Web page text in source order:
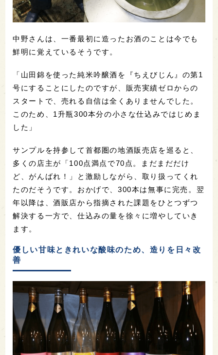
中野さんは、一番最初に造ったお酒のことは今でも
鮮明に覚えているそうです。
「山田錦を使った純米吟醸酒を『ちえびじん』の第1
号にすることにしたのですが、販売実績ゼロからの
スタートで、売れる自信は全くありませんでした。
このため、1升瓶300本分の小さな仕込みではじめま
した」
サンプルを持参して首都圏の地酒販売店を巡ると、
多くの店主が「100点満点で70点。まだまだだけ
ど、がんばれ！」と激励しながら、取り扱ってくれ
たのだそうです。おかげで、300本は無事に完売。翌
年以降は、酒販店から指摘された課題をひとつずつ
解決する一方で、仕込みの量を徐々に増やしていき
ます。
優しい甘味ときれいな酸味のため、造りを日々改
善